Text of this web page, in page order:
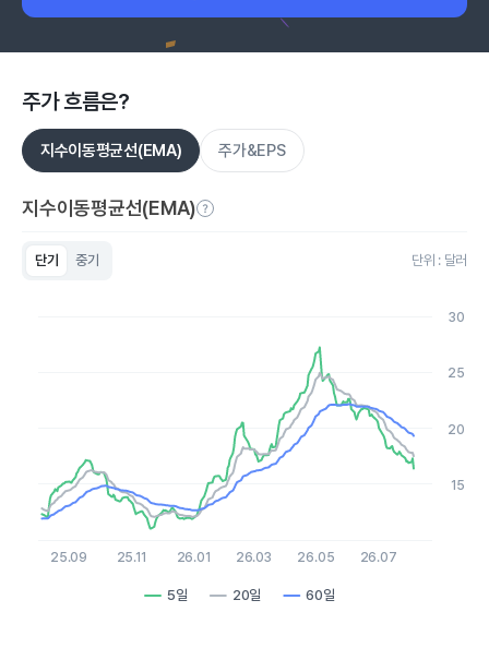
주가 흐름은?
지수이동평균선(EMA) 주가&EPS
지수이동평균선(EMA)
단기 중기 단위 : 달러
The chart has 1 X axis displaying Time. Data ranges from
The chart has 1 Y axis displaying values. Data ranges from
5일 20일 60일
25.09 25.11 26.01 26.03 26.05 26.07
15
20
25
30